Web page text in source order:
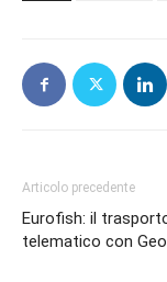
Articolo precedente
Eurofish: il
telematico con